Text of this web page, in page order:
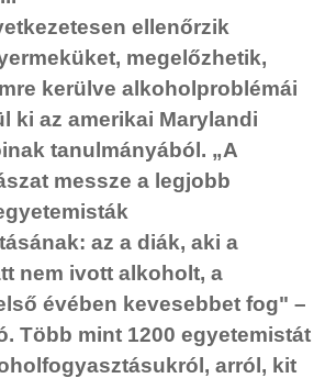
ellenőrzik
megelőzhetik,
kerülve alkoholproblémái
ki az amerikai Marylandi
tanulmányából. „A
messze a legjobb
az a diák, aki a
nem ivott alkoholt, a
évében kevesebbet fog" –
Több mint 1200 egyetemistát
arról, kit